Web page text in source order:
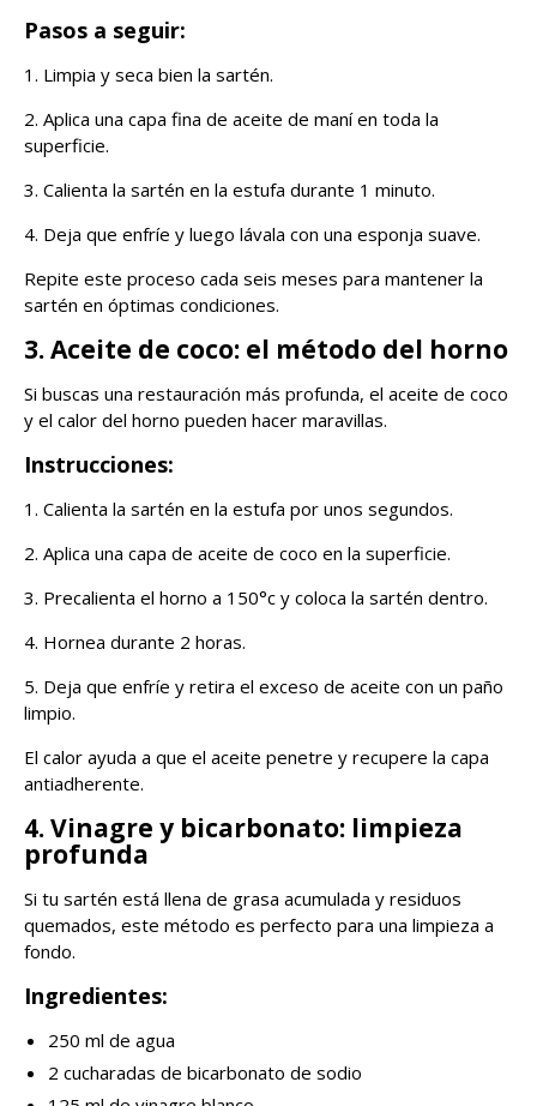
Pasos a seguir:
1. Limpia y seca bien la sartén.
2. Aplica una capa fina de aceite de maní en toda la
superficie.
3. Calienta la sartén en la estufa durante 1 minuto.
4. Deja que enfríe y luego lávala con una esponja suave.
Repite este proceso cada seis meses para mantener la
sartén en óptimas condiciones.
3. Aceite de coco: el método del horno
Si buscas una restauración más profunda, el aceite de coco
y el calor del horno pueden hacer maravillas.
Instrucciones:
1. Calienta la sartén en la estufa por unos segundos.
2. Aplica una capa de aceite de coco en la superficie.
3. Precalienta el horno a 150°c y coloca la sartén dentro.
4. Hornea durante 2 horas.
5. Deja que enfríe y retira el exceso de aceite con un paño
limpio.
El calor ayuda a que el aceite penetre y recupere la capa
antiadherente.
4. Vinagre y bicarbonato: limpieza
profunda
Si tu sartén está llena de grasa acumulada y residuos
quemados, este método es perfecto para una limpieza a
fondo.
Ingredientes:
250 ml de agua
2 cucharadas de bicarbonato de sodio